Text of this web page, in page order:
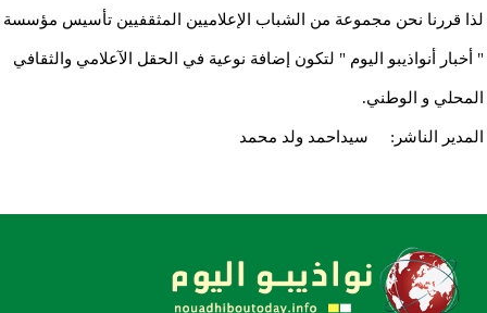
لذا قررنا نحن مجموعة من الشباب الإعلاميين المثقفيين تأسيس مؤسسة
" أخبار أنواذيبو اليوم " لتكون إضافة نوعية في الحقل الآعلامي والثقافي
المحلي و الوطني.
المدير الناشر: سيداحمد ولد محمد